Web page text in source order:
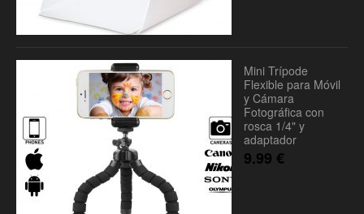
Mini Trípode
Flexible para Móvil
y Cámara
Fotográfica con
rosca 1/4" y
adaptador
9.99 €